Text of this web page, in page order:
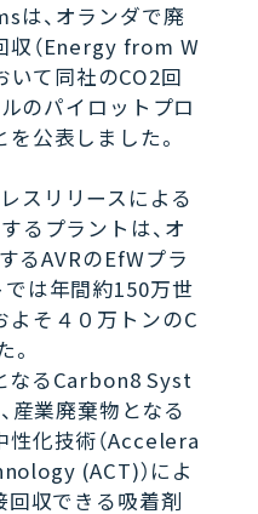
は、オランダで廃
収（Energy from W
いて同社のCO2回
ルのパイロットプロ
公表しました。
スリリースによる
るプラントは、オ
るAVRのEfWプラ
は年間約150万世
そ４０万トンのC
なるCarbon8 Syst
産業廃棄物となる
化技術（Accelera
(ACT)）によ
回収できる吸着剤